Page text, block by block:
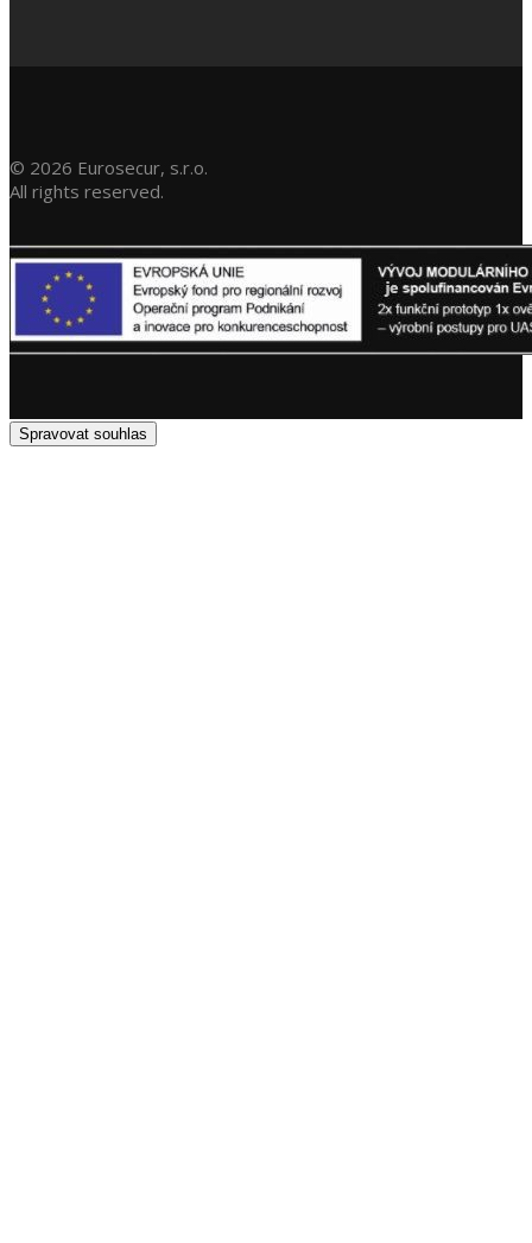
© 2026 Eurosecur, s.r.o.
All rights reserved.
Spravovat souhlas